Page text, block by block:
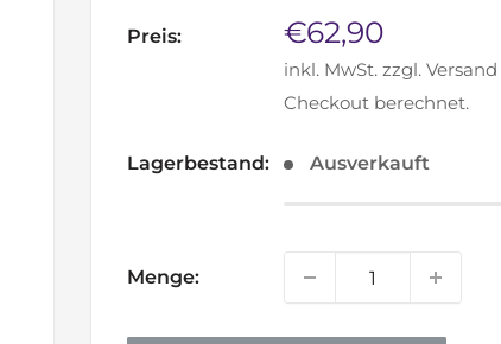
Preis: Sonderpreis
€62,90
inkl. MwSt. zzgl. Versand
Checkout berechnet.
Lagerbestand: Ausverkauft
Menge: